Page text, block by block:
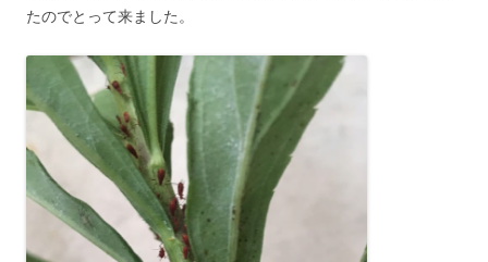
たのでとって来ました。